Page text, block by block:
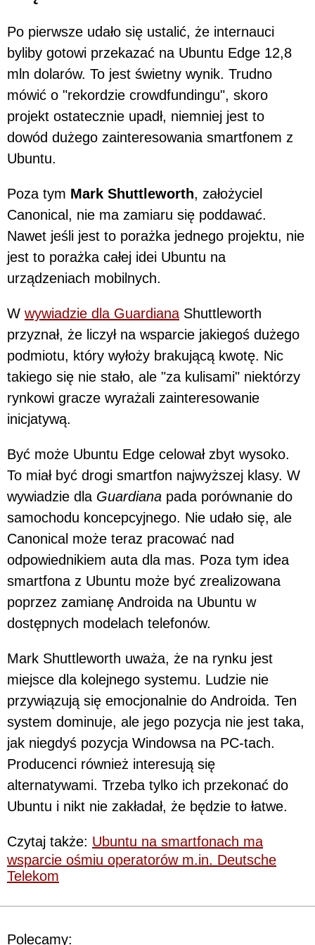
Po pierwsze udało się ustalić, że internauci
byliby gotowi przekazać na Ubuntu Edge 12,8
mln dolarów. To jest świetny wynik. Trudno
mówić o "rekordzie crowdfundingu", skoro
projekt ostatecznie upadł, niemniej jest to
dowód dużego zainteresowania smartfonem z
Ubuntu.
Poza tym Mark Shuttleworth, założyciel
Canonical, nie ma zamiaru się poddawać.
Nawet jeśli jest to porażka jednego projektu, nie
jest to porażka całej idei Ubuntu na
urządzeniach mobilnych.
W wywiadzie dla Guardiana Shuttleworth
przyznał, że liczył na wsparcie jakiegoś dużego
podmiotu, który wyłoży brakującą kwotę. Nic
takiego się nie stało, ale "za kulisami" niektórzy
rynkowi gracze wyrażali zainteresowanie
inicjatywą.
Być może Ubuntu Edge celował zbyt wysoko.
To miał być drogi smartfon najwyższej klasy. W
wywiadzie dla Guardiana pada porównanie do
samochodu koncepcyjnego. Nie udało się, ale
Canonical może teraz pracować nad
odpowiednikiem auta dla mas. Poza tym idea
smartfona z Ubuntu może być zrealizowana
poprzez zamianę Androida na Ubuntu w
dostępnych modelach telefonów.
Mark Shuttleworth uważa, że na rynku jest
miejsce dla kolejnego systemu. Ludzie nie
przywiązują się emocjonalnie do Androida. Ten
system dominuje, ale jego pozycja nie jest taka,
jak niegdyś pozycja Windowsa na PC-tach.
Producenci również interesują się
alternatywami. Trzeba tylko ich przekonać do
Ubuntu i nikt nie zakładał, że będzie to łatwe.
Czytaj także: Ubuntu na smartfonach ma
wsparcie ośmiu operatorów m.in. Deutsche
Telekom
Polecamy: